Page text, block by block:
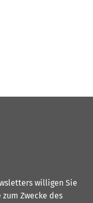
willigen Sie
Zwecke des